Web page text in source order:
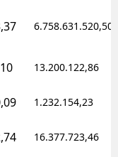
6.758.631.520,50
13.200.122,86
1.232.154,23
16.377.723,46